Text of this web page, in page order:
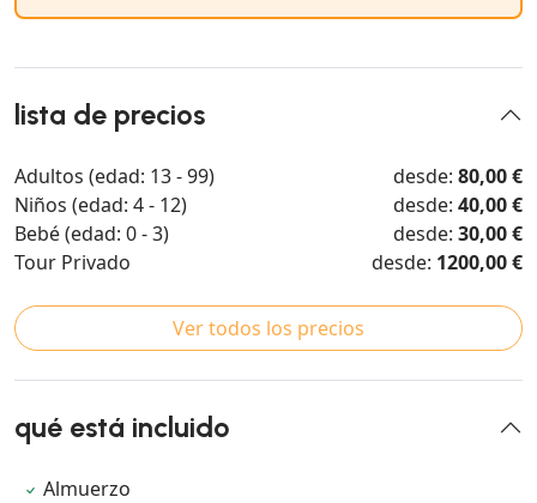
lista de precios
Adultos (edad: 13 - 99) desde: 80,00 €
Niños (edad: 4 - 12)
desde: 40,00 €
Bebé (edad: 0 - 3)
desde: 30,00 €
Tour Privado
desde: 1200,00 €
Ver todos los precios
qué está incluido
Almuerzo